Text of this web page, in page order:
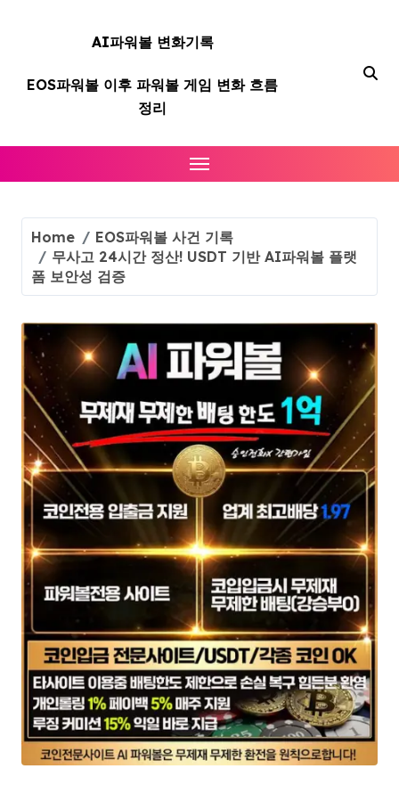
AI파워볼 변화기록
EOS파워볼 이후 파워볼 게임 변화 흐름
정리
Home
EOS파워볼 사건 기록
무사고 24시간 정산! USDT 기반 AI파워볼 플랫
폼 보안성 검증